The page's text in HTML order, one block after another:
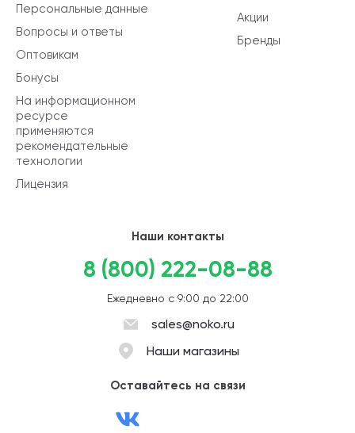
Акции
Бренды
Персональные данные
Вопросы и ответы
Оптовикам
Бонусы
На информационном
ресурсе
применяются
рекомендательные
технологии
Лицензия
Наши контакты
8 (800) 222-08-88
Ежедневно с 9:00 до 22:00
sales@noko.ru
Наши магазины
Оставайтесь на связи